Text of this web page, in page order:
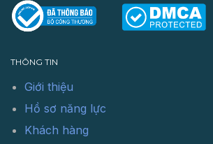
THÔNG TIN
Giới thiệu
Hồ sơ năng lực
Khách hàng